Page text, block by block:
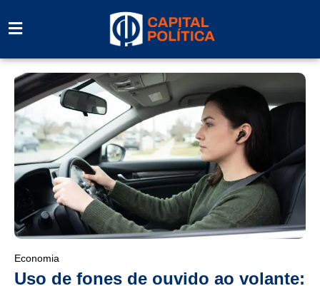
Economia
Uso de fones de ouvido ao volante: